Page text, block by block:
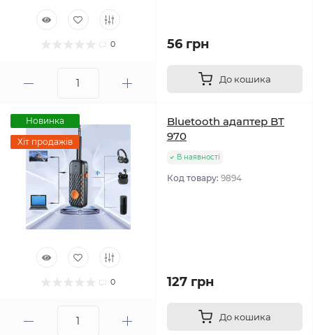
0 56 грн
До кошика
Новинка
Хіт продажів
0
Bluetooth адаптер BT
970
В наявності
Код товару: 9894
127 грн
До кошика